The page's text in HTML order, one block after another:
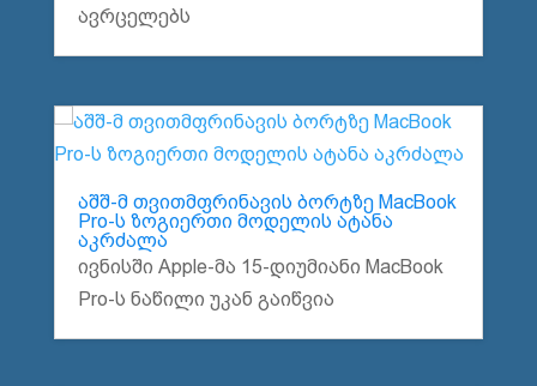
ავრცელებს
აშშ-მ თვითმფრინავის ბორტზე MacBook
Pro-ს ზოგიერთი მოდელის ატანა
აკრძალა
ივნისში Apple-მა 15-დიუმიანი MacBook
Pro-ს ნაწილი უკან გაიწვია